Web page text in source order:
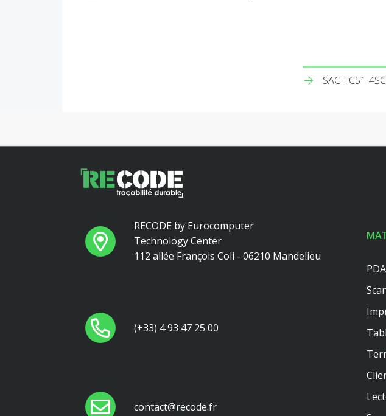
SAC-TC51-
RECODE by Eurocomputer
Technology Center
112 allée François Coli - 06210 Mandelieu
(+33) 4 93 47 25 00
contact@recode.fr
PDA